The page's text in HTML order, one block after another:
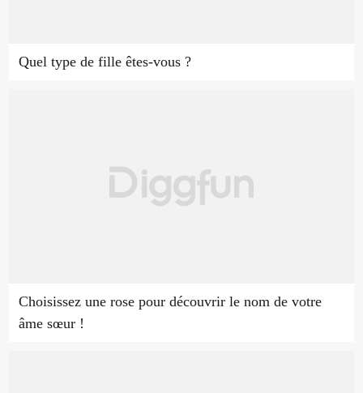
Quel type de fille êtes-vous ?
Choisissez une rose pour découvrir le nom de votre
âme sœur !